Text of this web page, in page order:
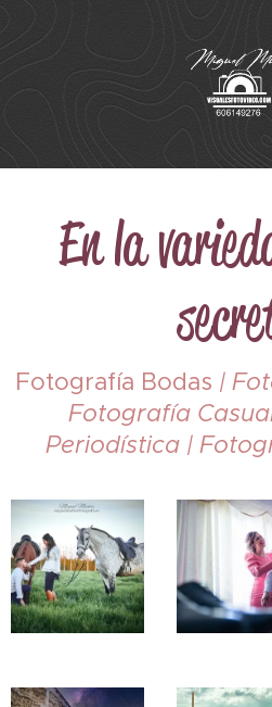
En la
Fotografía Bodas |
Fotografía
Periodística |